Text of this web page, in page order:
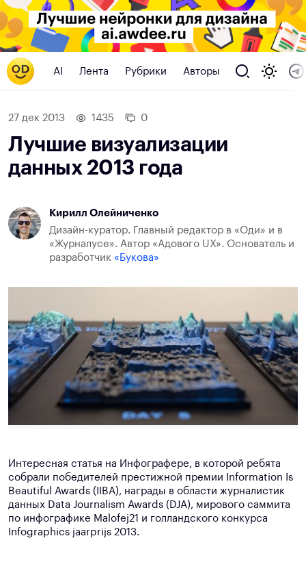
AI Лента Рубрики Авторы
27 дек 2013 1435 0
Лучшие визуализации
данных 2013 года
Кирилл Олейниченко
Дизайн-куратор. Главный редактор в «Оди» и в
«Журналусе». Автор «Адового UX». Основатель и
разработчик «Букова»
Интересная статья на Инфографере, в которой ребята
собрали победителей престижной премии Information Is
Beautiful Awards (IIBA), награды в области журналистик
данных Data Journalism Awards (DJA), мирового саммита
по инфографике Malofej21 и голландского конкурса
Infographics jaarprijs 2013.